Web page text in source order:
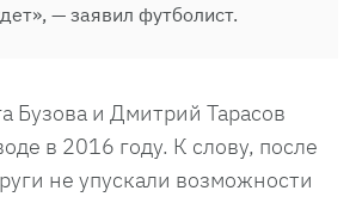
— заявил футболист.
Бузова и Дмитрий Тарасов
в 2016 году. К слову, после
не упускали возможности